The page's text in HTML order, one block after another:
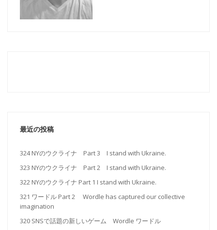
最近の投稿
324 NYのウクライナ Part 3 I stand with Ukraine.
323 NYのウクライナ Part 2 I stand with Ukraine.
322 NYのウクライナ Part 1 I stand with Ukraine.
321 ワードル Part 2 Wordle has captured our collective
imagination
320 SNSで話題の新しいゲーム Wordle ワードル